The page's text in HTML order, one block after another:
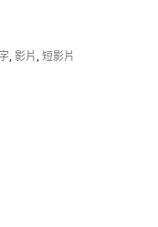
,影片,短影片